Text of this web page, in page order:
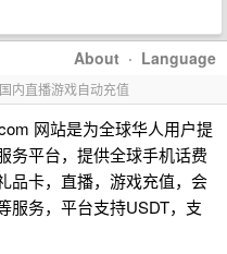
About · Language
内直播游戏自动充值
网站是为全球华人用户提
务平台，提供全球手机话费
品卡，直播，游戏充值，会
服务，平台支持USDT，支